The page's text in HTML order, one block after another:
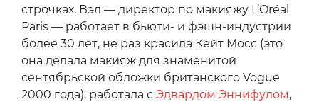
строчках. Вэл — директор по макияжу L’Oréal
Paris — работает в бьюти- и фэшн-индустрии
более 30 лет, не раз красила Кейт Мосс (это
она делала макияж для знаменитой
сентябрьской обложки британского Vogue
2000 года), работала с Эдвардом Эннифулом,